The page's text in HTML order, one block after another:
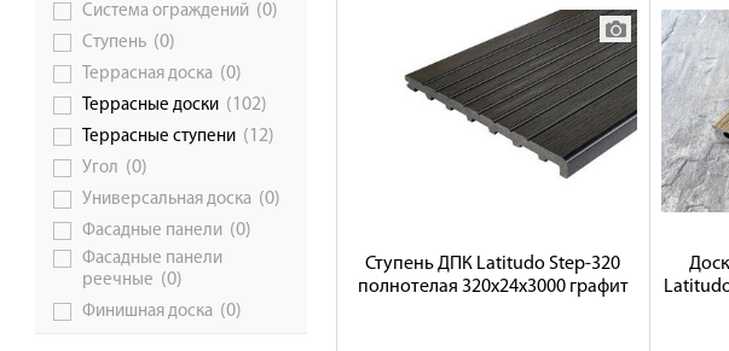
Система ограждений (0)
Ступень (0)
Террасная доска (0)
Террасные доски (102)
Террасные ступени (12)
Угол (0)
Универсальная доска (0)
Фасадные панели (0)
Фасадные панели
реечные (0)
Финишная доска (0)
Ступень ДПК Latitudo Step-320
полнотелая 320х24х3000 графит